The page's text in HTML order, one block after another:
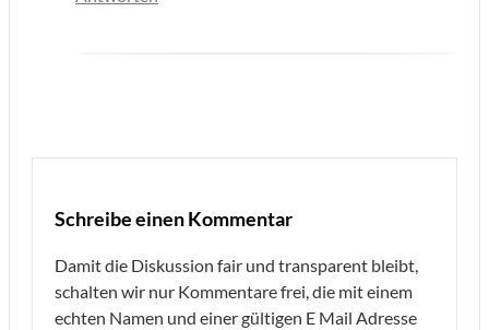
Schreibe einen Kommentar
Damit die Diskussion fair und transparent bleibt,
schalten wir nur Kommentare frei, die mit einem
echten Namen und einer gültigen E Mail Adresse